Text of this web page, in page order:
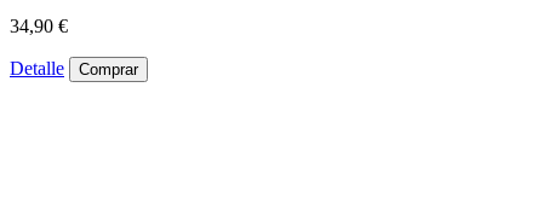
34,90 €
Detalle Comprar